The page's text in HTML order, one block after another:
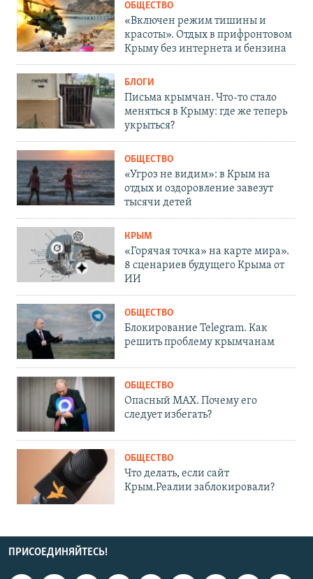
ОБЩЕСТВО
«Включен режим тишины и
красоты». Отдых в прифронтовом
Крыму без интернета и бензина
БЛОГИ
Письма крымчан. Что-то стало
меняться в Крыму: где же теперь
укрыться?
ОБЩЕСТВО
«Угроз не видим»: в Крым на
отдых и оздоровление завезут
тысячи детей
КРЫМ
«Горячая точка» на карте мира».
8 сценариев будущего Крыма от
ИИ
ОБЩЕСТВО
Блокирование Telegram. Как
решить проблему крымчанам
ОБЩЕСТВО
Опасный MAX. Почему его
следует избегать?
ОБЩЕСТВО
Что делать, если сайт
Крым.Реалии заблокировали?
ПРИСОЕДИНЯЙТЕСЬ!